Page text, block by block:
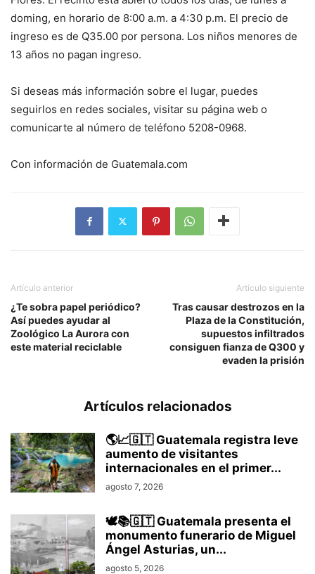
doming, en horario de 8:00 a.m. a 4:30 p.m. El precio de
ingreso es de Q35.00 por persona. Los niños menores de
13 años no pagan ingreso.
Si deseas más información sobre el lugar, puedes
seguirlos en redes sociales, visitar su página web o
comunicarte al número de teléfono 5208-0968.
Con información de Guatemala.com
Artículo anterior
¿Te sobra papel periódico?
Así puedes ayudar al
Zoológico La Aurora con
este material reciclable
Artículo siguiente
Tras causar destrozos en la
Plaza de la Constitución,
supuestos infiltrados
consiguen fianza de Q300 y
evaden la prisión
Artículos relacionados
🌎📈🇬🇹 Guatemala registra leve
aumento de visitantes
internacionales en el primer...
agosto 7, 2026
🕊️📚🇬🇹 Guatemala presenta el
monumento funerario de Miguel
Ángel Asturias, un...
agosto 5, 2026